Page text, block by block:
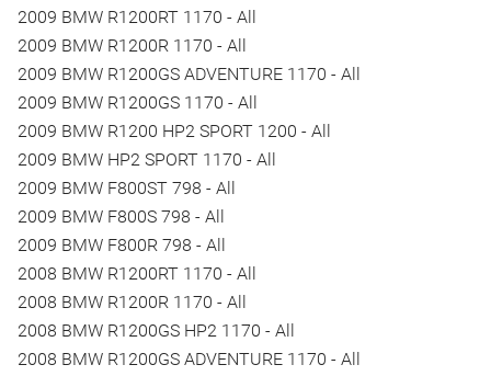
2009 BMW R1200RT 1170 - All
2009 BMW R1200R 1170 - All
2009 BMW R1200GS ADVENTURE 1170 - All
2009 BMW R1200GS 1170 - All
2009 BMW R1200 HP2 SPORT 1200 - All
2009 BMW HP2 SPORT 1170 - All
2009 BMW F800ST 798 - All
2009 BMW F800S 798 - All
2009 BMW F800R 798 - All
2008 BMW R1200RT 1170 - All
2008 BMW R1200R 1170 - All
2008 BMW R1200GS HP2 1170 - All
2008 BMW R1200GS ADVENTURE 1170 - All